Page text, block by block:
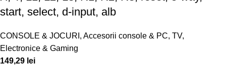
start, select, d-input, alb
CONSOLE & JOCURI , Accesorii console & PC, TV,
Electronice & Gaming
149,29 lei